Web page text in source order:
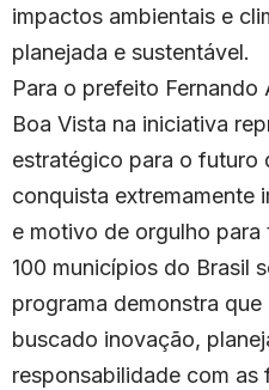
impactos ambientais e
planejada e sustentável.
Para o prefeito
Boa Vista na iniciativa
estratégico para o futuro
conquista extremamente
e motivo de orgulho
100 municípios do Brasil
programa demonstra
buscado inovação,
responsabilidade com as